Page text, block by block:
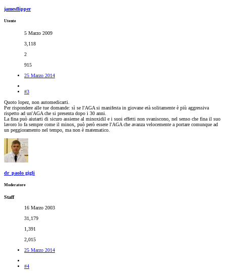
jamesflipper
Utente
5 Marzo 2009
3,118
2
915
25 Marzo 2014
#3
Quoto lopez, non automedicarti.
Per rispondere alle tue domande: sì se l'AGA si manifesta in giovane età solitamente è più aggressiva
rispetto ad un'AGA che si presenta dopo i 30 anni.
La fina può aiutarti di sicuro assieme al minoxidil e i suoi effetti non svaniscono, nel senso che fina il suo
lavoro lo fa sempre come il minox, può però essere l'AGA che avanza velocemente a portare comunque ad
un peggioramento nel tempo, ma non è matematico.
dr_paolo gigli
Moderatore
Staff
16 Marzo 2003
31,179
1,391
2,015
25 Marzo 2014
#4